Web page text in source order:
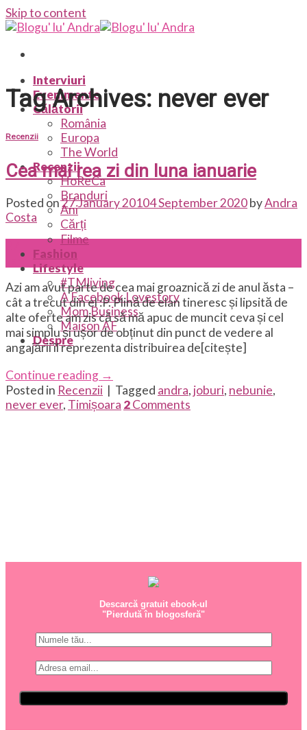
Skip to content
Interviuri
Evenimente
Călătorii
România
Europa
The World
Recenzii
HoReCa
Branduri
Ani
Cărți
Filme
Fashion
Lifestyle
#TMliving
A Facebook Lovestory
Mom Business
Maison AF
Despre
Tag Archives: never ever
Recenzii
Cea mai rea zi din luna ianuarie
Posted on27 January 20104 September 2020byAndra
Costa
Jan
Azi am avut parte de cea mai groaznică zi de anul ăsta –
cât a trecut din el :P. Plină de elan tineresc și lipsită de
alte oferte am zis că să mă apuc de muncit ceva și cel
mai simplu și ușor de obținut din punct de vedere al
angajării îl reprezenta distribuirea de[citește]
Continue reading →
Posted in Recenzii | Tagged andra, joburi, nebunie,
never ever, Timișoara 2Comments
Descarcă gratuit ebook-ul
"Pierdută în blogosferă"